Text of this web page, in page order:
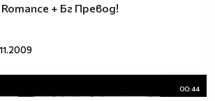
+ Бг Превод!
00:44